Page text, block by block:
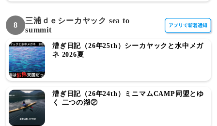
8
三浦ｄｅシーカヤック sea to
summit
漕ぎ日記（26年25th）シーカヤックと水中メガ
ネ 2026夏
漕ぎ日記（26年24th）ミニマムCAMP同盟とゆ
く 二つの湖②